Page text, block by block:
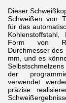
Dieser
Schweißen von
für das
Form von
Durchmesser
mm, und es
der
verwendet
präzise